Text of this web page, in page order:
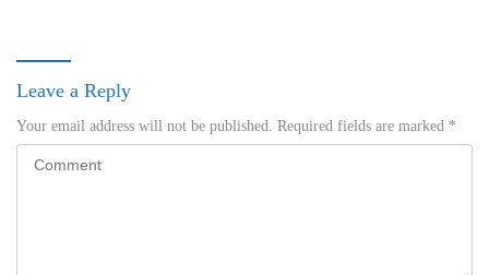
Leave a Reply
Your email address will not be published. Required fields are marked *